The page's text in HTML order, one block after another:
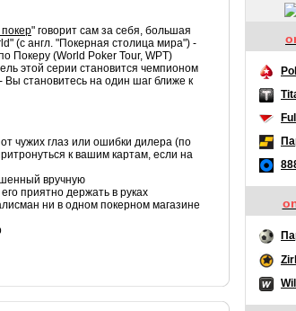
" говорит сам за себя, большая
(с англ. "Покерная столица мира") -
Покеру (World Poker Tour, WPT)
этой серии становится чемпионом
Вы становитесь на один шаг ближе к
чужих глаз или ошибки дилера (по
к вашим картам, если на
вручную
приятно держать в руках
ни в одном покерном магазине